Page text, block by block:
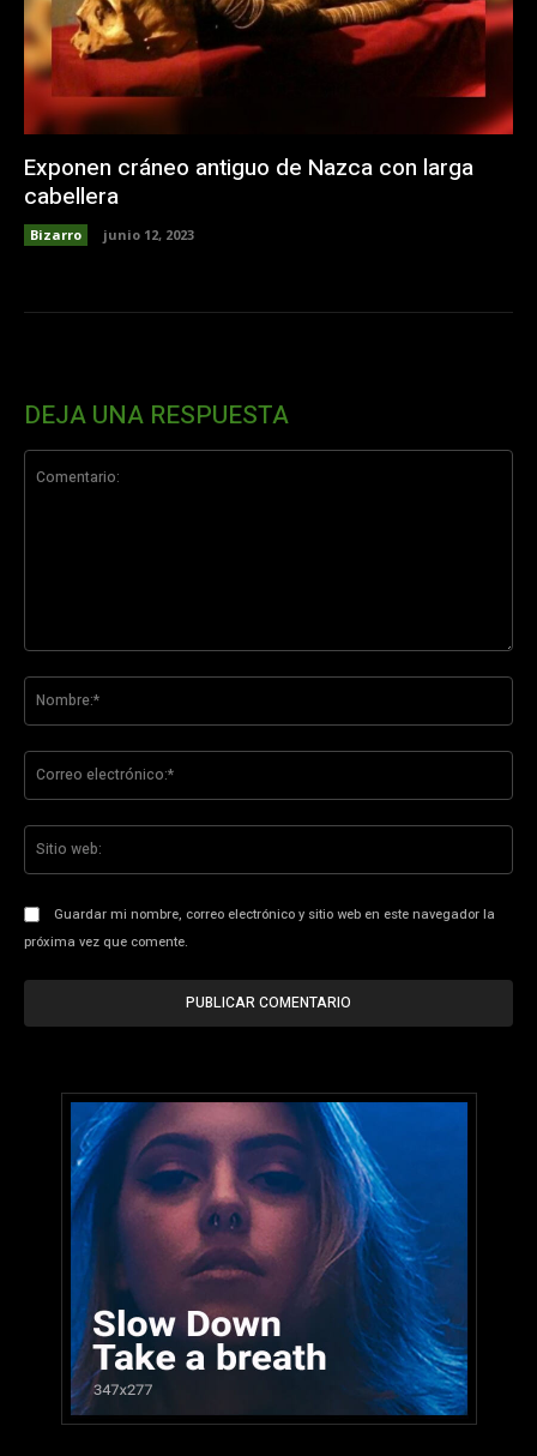
Exponen cráneo antiguo de Nazca con larga
cabellera
Bizarro junio 12, 2023
DEJA UNA RESPUESTA
Guardar mi nombre, correo electrónico y sitio web en este navegador la
próxima vez que comente.